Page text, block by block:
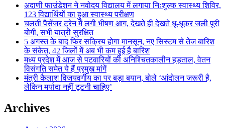
अदाणी फाउंडेशन ने नवोदय विद्यालय में लगाया निःशुल्क स्वास्थ्य शिविर,
123 विद्यार्थियों का हुआ स्वास्थ्य परीक्षण
चलती पैसेंजर ट्रेन में लगी भीषण आग, देखते ही देखते धू-धूकर जली पूरी
बोगी, सभी यात्री सुरक्षित
5 अगस्त के बाद फिर सक्रिय होगा मानसून, नए सिस्टम से तेज बारिश
के संकेत, 42 जिलों में अब भी कम हुई है बारिश
मध्य प्रदेश में आज से पटवारियों की अनिश्चितकालीन हड़ताल, वेतन
विसंगति समेत ये हैं प्रमुख मांगें
मंत्री कैलाश विजयवर्गीय का पर बड़ा बयान, बोले ‘आंदोलन जरूरी है,
लेकिन मर्यादा नहीं टूटनी चाहिए’
Archives